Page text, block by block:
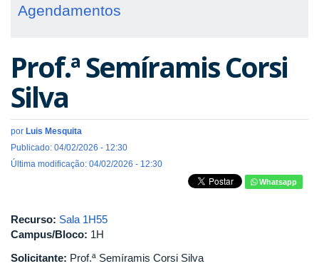
Agendamentos
Prof.ª Semíramis Corsi
Silva
por Luis Mesquita
Publicado: 04/02/2026 - 12:30
Última modificação: 04/02/2026 - 12:30
Whatsapp
Recurso: Sala 1H55
Campus/Bloco: 1H
Solicitante: Prof.ª Semíramis Corsi Silva